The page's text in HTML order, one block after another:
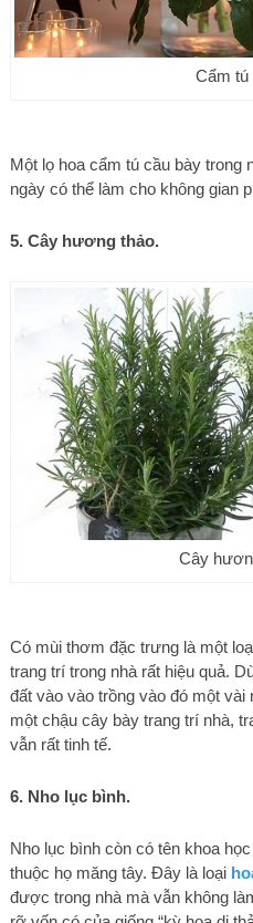
Cẩm tú
Một lọ hoa cẩm tú cầu bày trong
ngày có thể làm cho không gian
5. Cây hương thảo.
Cây
Có mùi thơm đặc trưng là một
trang trí trong nhà rất hiệu quả.
đất vào vào trồng vào đó một
một chậu cây bày trang trí nhà,
vẫn rất tinh tế.
6. Nho lục bình.
Nho lục bình còn có tên khoa
thuộc họ măng tây. Đây là loại
được trong nhà mà vẫn không